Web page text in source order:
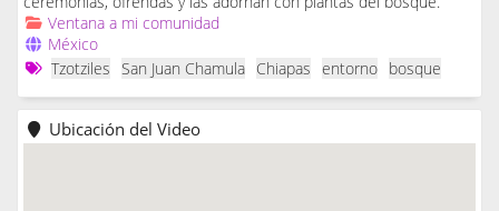
Ventana a mi comunidad
México
Tzotziles
San Juan Chamula Chiapas entorno bosque
Ubicación del Video